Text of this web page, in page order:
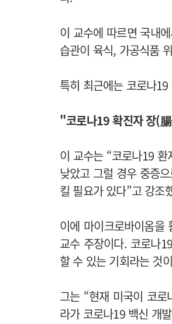
이 교수에 따르면 국내
습관이 육식, 가공식품
특히 최근에는 코로나
"코로나19 확진자 장(
이 교수는 “코로나19
낮았고 그럴 경우 중증
킬 필요가 있다”고 강조
이에 마이크로바이옴
교수 주장이다. 코로나
할 수 있는 기회라는 것
그는 “현재 미국이 코
라가 코로나19 백신 개